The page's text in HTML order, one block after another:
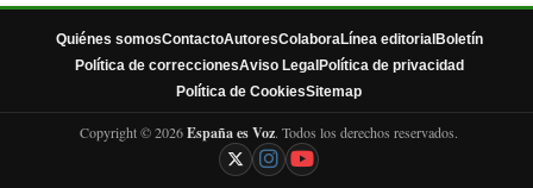
Quiénes somosContactoAutoresColaboraLínea editorial Boletín
Política de correccionesAviso Legal Política de privacidad
Política de CookiesSitemap
Copyright © 2026España es Voz. Todos los derechos reservados.